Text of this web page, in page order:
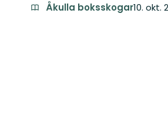
Åkulla boksskogar10. okt.